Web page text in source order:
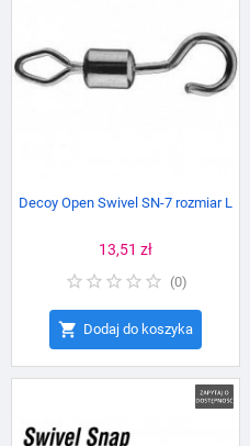
Decoy Open Swivel SN-7 rozmiar L
Cena
13,51 zł
(0)
 Dodaj do koszyka